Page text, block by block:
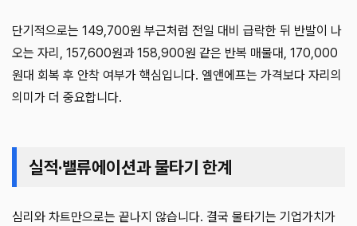
단기적으로는 149,700원 부근처럼 전일 대비 급락한 뒤 반발이 나
오는 자리, 157,600원과 158,900원 같은 반복 매물대, 170,000
원대 회복 후 안착 여부가 핵심입니다. 엘앤에프는 가격보다 자리의
의미가 더 중요합니다.
실적·밸류에이션과 물타기 한계
심리와 차트만으로는 끝나지 않습니다. 결국 물타기는 기업가치가